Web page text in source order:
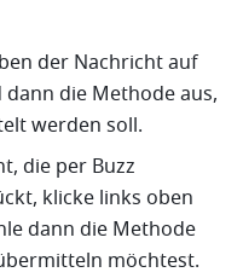
der Nachricht auf
dann die Methode aus,
werden soll.
die per Buzz
klicke links oben
dann die Methode
möchtest.